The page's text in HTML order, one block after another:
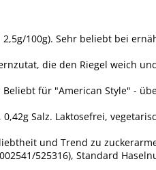
100g). Sehr beliebt bei
die den Riegel weich
Beliebt für "American Style" -
Salz. Laktosefrei,
und Trend zu
525316), Standard